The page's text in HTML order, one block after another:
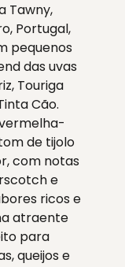
Tawny,
Portugal,
pequenos
das uvas
Touriga
Cão.
de tijolo
com notas
e
ricos e
atraente
para
queijos e